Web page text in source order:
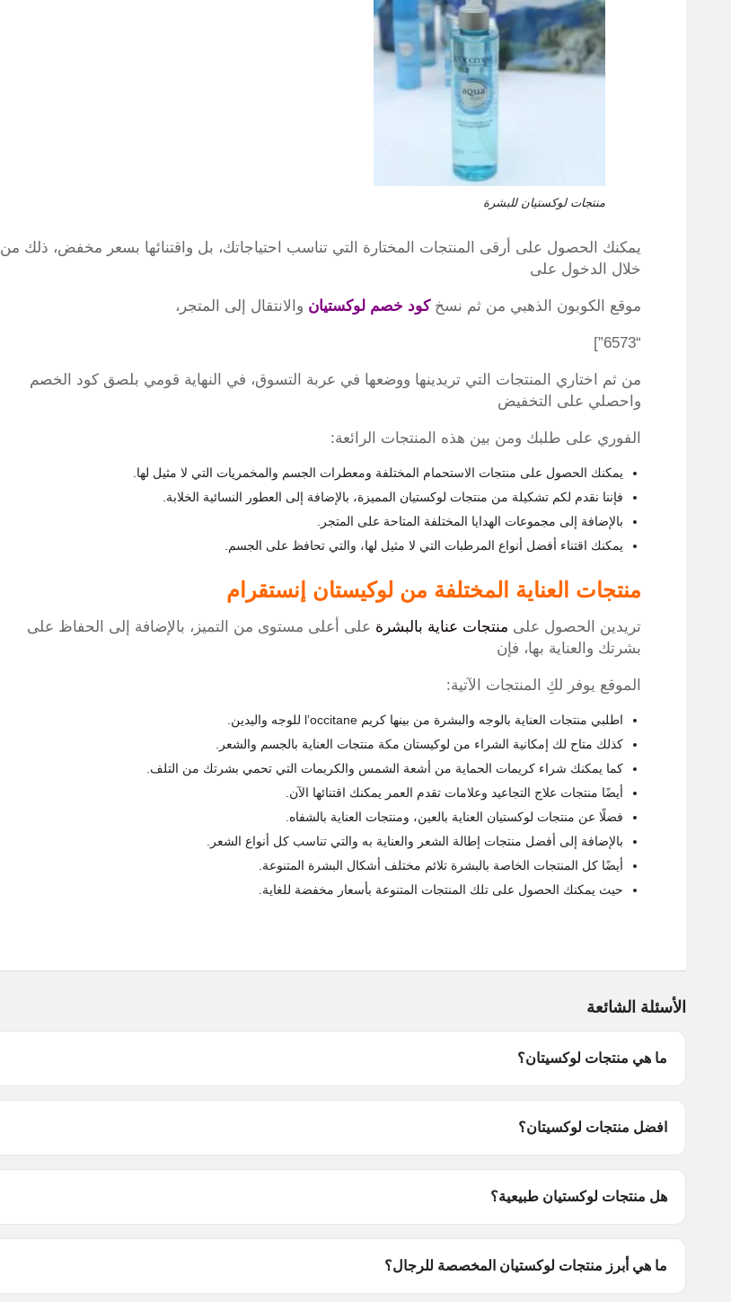
منتجات لوكستيان للبشرة
يمكنك الحصول على أرقى المنتجات المختارة التي تناسب احتياجاتك، بل واقتنائها بسعر مخفض، ذلك من
خلال الدخول على
موقع الكوبون الذهبي من ثم نسخكود خصم لوكستيان والانتقال إلى المتجر،
“6573”]
من ثم اختاري المنتجات التي تريدينها ووضعها في عربة التسوق، في النهاية قومي بلصق كود الخصم
واحصلي على التخفيض
الفوري على طلبك ومن بين هذه المنتجات الرائعة:
يمكنك الحصول على منتجات الاستحمام المختلفة ومعطرات الجسم والمخمريات التي لا مثيل لها.
فإننا نقدم لكم تشكيلة من منتجات لوكستيان المميزة، بالإضافة إلى العطور النسائية الخلابة.
بالإضافة إلى مجموعات الهدايا المختلفة المتاحة على المتجر.
يمكنك اقتناء أفضل أنواع المرطبات التي لا مثيل لها، والتي تحافظ على الجسم.
منتجات العناية المختلفة من لوكيستان إنستقرام
تريدين الحصول على منتجات عناية بالبشرة على أعلى مستوى من التميز، بالإضافة إلى الحفاظ على
بشرتك والعناية بها، فإن
الموقع يوفر لكِ المنتجات الآتية:
اطلبي منتجات العناية بالوجه والبشرة من بينها كريم l’occitane للوجه واليدين.
كذلك متاح لك إمكانية الشراء من لوكيستان مكة منتجات العناية بالجسم والشعر.
كما يمكنك شراء كريمات الحماية من أشعة الشمس والكريمات التي تحمي بشرتك من التلف.
أيضًا منتجات علاج التجاعيد وعلامات تقدم العمر يمكنك اقتنائها الآن.
فضلًا عن منتجات لوكستيان العناية بالعين، ومنتجات العناية بالشفاه.
بالإضافة إلى أفضل منتجات إطالة الشعر والعناية به والتي تناسب كل أنواع الشعر.
أيضًا كل المنتجات الخاصة بالبشرة تلائم مختلف أشكال البشرة المتنوعة.
حيث يمكنك الحصول على تلك المنتجات المتنوعة بأسعار مخفضة للغاية.
الأسئلة الشائعة
ما هي منتجات لوكسيتان؟
افضل منتجات لوكسيتان؟
هل منتجات لوكستيان طبيعية؟
ما هي أبرز منتجات لوكستيان المخصصة للرجال؟